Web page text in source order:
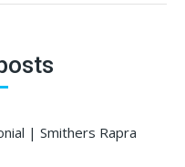
| Smithers Rapra